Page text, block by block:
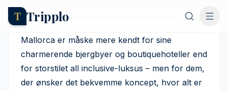
T Tripplo
5 luksuriøse all inclusive-
hoteller på Mallorca
Mallorca er måske mere kendt for sine
charmerende bjergbyer og boutiquehoteller end
for storstilet all inclusive-luksus – men for dem,
der ønsker det bekvemme koncept, hvor alt er